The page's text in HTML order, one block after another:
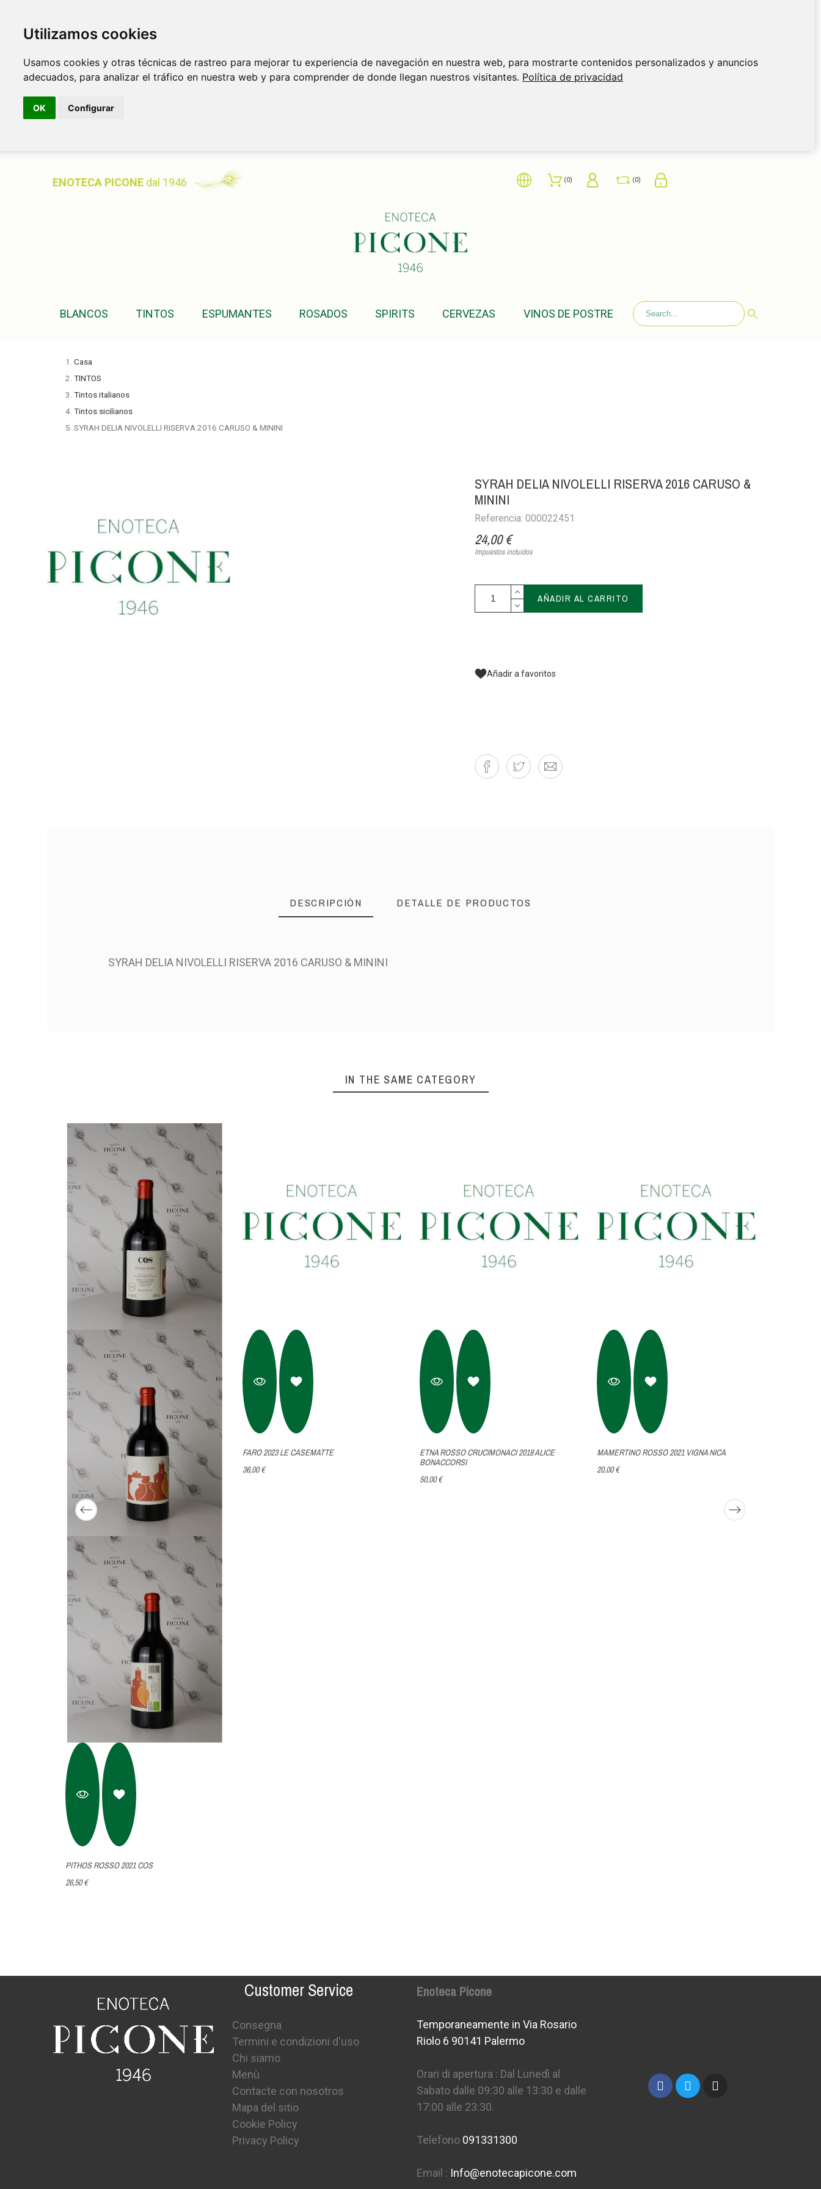
Utilizamos cookies
Usamos cookies y otras técnicas de rastreo para mejorar tu experiencia de navegación en nuestra web, para mostrarte contenidos personalizados y anuncios
adecuados, para analizar el tráfico en nuestra web y para comprender de donde llegan nuestros visitantes. Política de privacidad
OK Configurar
ENOTECA PICONE dal 1946 0 0
BLANCOS TINTOS ESPUMANTES ROSADOS SPIRITS CERVEZAS VINOS DE POSTRE
Casa
TINTOS
Tintos italianos
Tintos sicilianos
SYRAH DELIA NIVOLELLI RISERVA 2016 CARUSO & MININI
SYRAH DELIA NIVOLELLI RISERVA 2016 CARUSO &
MININI
Referencia: 000022451
24,00 €
Impuestos incluidos
AÑADIR AL CARRITO
Añadir a favoritos
DESCRIPCIÓN DETALLE DE PRODUCTOS
SYRAH DELIA NIVOLELLI RISERVA 2016 CARUSO & MININI
IN THE SAME CATEGORY
PITHOS ROSSO 2021 COS
26,50 €
FARO 2023 LE CASEMATTE
36,00 €
ETNA ROSSO CRUCIMONACI 2018 ALICE
BONACCORSI
50,00 €
MAMERTINO ROSSO 2021 VIGNA NICA
20,00 €
Customer Service
Consegna
Termini e condizioni d'uso
Chi siamo
Menù
Contacte con nosotros
Mapa del sitio
Cookie Policy
Privacy Policy
Enoteca Picone
Temporaneamente in Via Rosario
Riolo 6 90141 Palermo
Orari di apertura : Dal Lunedì al
Sabato dalle 09:30 alle 13:30 e dalle
17:00 alle 23:30.
Telefono 091331300
Email : Info@enotecapicone.com